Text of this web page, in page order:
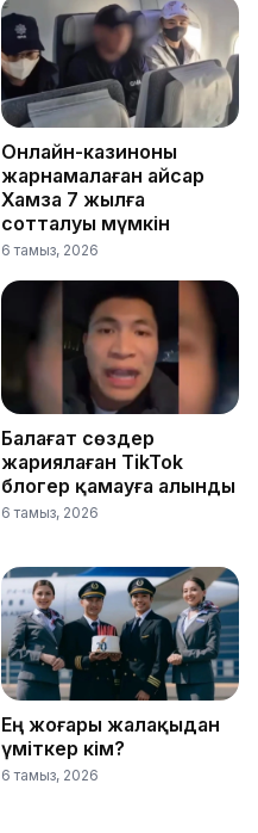
Онлайн-казиноны
жарнамалаған Қайсар
Хамза 7 жылға
сотталуы мүмкін
6 тамыз, 2026
Балағат сөздер
жариялаған TikTok
блогер қамауға алынды
6 тамыз, 2026
Ең жоғары жалақыдан
үміткер кім?
6 тамыз, 2026